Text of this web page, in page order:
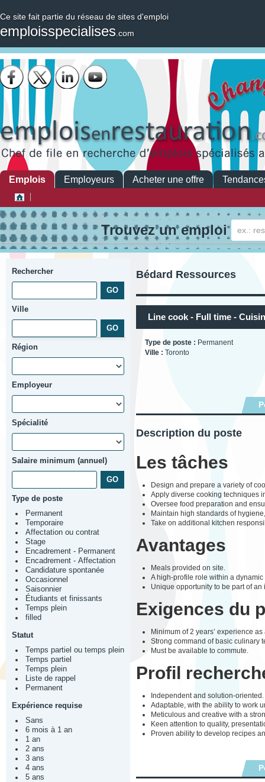
Ce site fait partie du réseau de sites d'emploi
emploisspecialises .com
Emplois Employeurs Acheter une offre
Trouvez un emploi
Rechercher
Ville
Région
Employeur
Spécialité
Salaire minimum (annuel)
Type de poste
Permanent
Temporaire
Affectation ou contrat
Stage
Encadrement - Permanent
Encadrement - Affectation
Candidature spontanée
Occasionnel
Saisonnier
Étudiants et finissants
Temps plein
filled
Statut
Temps partiel ou temps plein
Temps partiel
Temps plein
Liste de rappel
Permanent
Expérience requise
Sans
6 mois à 1 an
1 an
2 ans
3 ans
4 ans
5 ans
Bédard Ressources
Line cook - Full time -
Type de poste : Permanent
Ville : Toronto
Description du poste
Les tâches
Design and prepare a variety of
Apply diverse cooking techniques
Oversee food preparation and
Maintain high standards of
Take on additional kitchen
Avantages
Meals provided on site.
A high-profile role within a
Unique opportunity to be part of
Exigences du
Minimum of 2 years’ experience as
Strong command of basic culinary
Must be available to commute.
Profil
Independent and solution-oriented.
Adaptable, with the ability to work
Meticulous and creative with a
Keen attention to quality,
Proven ability to develop recipes